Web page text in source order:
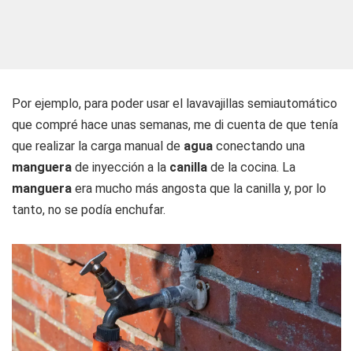
Por ejemplo, para poder usar el lavavajillas semiautomático
que compré hace unas semanas, me di cuenta de que tenía
que realizar la carga manual de agua conectando una
manguera de inyección a la canilla de la cocina. La
manguera era mucho más angosta que la canilla y, por lo
tanto, no se podía enchufar.